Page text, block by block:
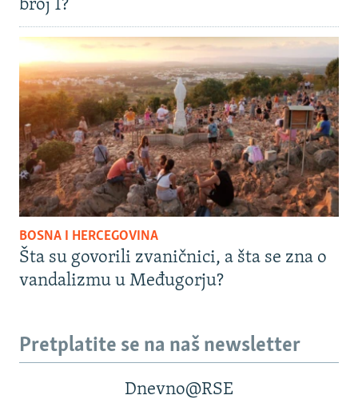
broj 1?
BOSNA I HERCEGOVINA
Šta su govorili zvaničnici, a šta se zna o
vandalizmu u Međugorju?
Pretplatite se na naš newsletter
Dnevno@RSE